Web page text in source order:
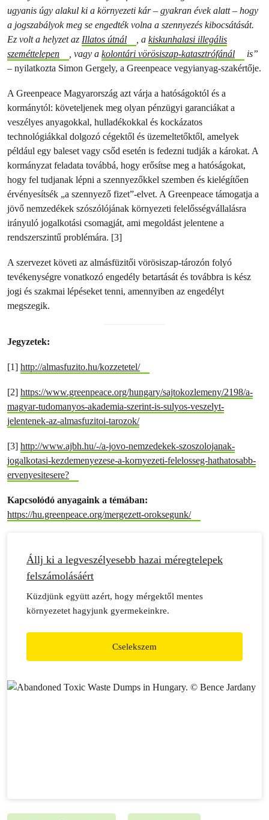
ugyanis úgy alakul ki a környezeti kár – gyakran évek alatt – hogy
a jogszabályok meg se engedték volna a szennyezés kibocsátását.
Ez volt a helyzet az Illatos útnál , a kiskunhalasi illegális
szeméttelepen
, vagy a kolontári vörösiszap-katasztrófánál
is”
– nyilatkozta Simon Gergely, a Greenpeace vegyianyag-szakértője.
A Greenpeace Magyarország azt várja a hatóságoktól és a
kormánytól: követeljenek meg olyan pénzügyi garanciákat a
veszélyes anyagokkal, hulladékokkal és kockázatos
technológiákkal dolgozó cégektől és üzemeltetőktől, amelyek
például egy baleset vagy csőd esetén is fedezni tudják a károkat. A
kormányzat feladata továbbá, hogy erősítse meg a hatóságokat,
hogy fel tudjanak lépni a szennyezőkkel szemben és kielégítően
érvényesítsék „a szennyező fizet”-elvet. A Greenpeace támogatja a
jövő nemzedékek szószólójának környezeti felelősségvállalásra
irányuló jogalkotási csomagját, ami megoldást jelentene a
rendszerszintű problémára. [3]
A szervezet követi az almásfüzitői vörösiszap-tározón folyó
tevékenységre vonatkozó engedély betartását és továbbra is kész
jogi és szakmai lépéseket tenni, amennyiben az engedélyt
megszegik.
Jegyzetek:
[1] http://almasfuzito.hu/kozzetetel/
[2] https://www.greenpeace.org/hungary/sajtokozlemeny/2198/a-
magyar-tudomanyos-akademia-szerint-is-sulyos-veszelyt-
jelentenek-az-almasfuzitoi-tarozok/
[3] http://www.ajbh.hu/-/a-jovo-nemzedekek-szoszolojanak-
jogalkotasi-kezdemenyezese-a-kornyezeti-felelosseg-hathatosabb-
ervenyesitesere?
Kapcsolódó anyagaink a témában:
https://hu.greenpeace.org/mergezett-oroksegunk/
Állj ki a legveszélyesebb hazai méregtelepek
felszámolásáért
Küzdjünk együtt azért, hogy mérgektől mentes
környezetet hagyjunk gyermekeinkre.
Cselekszem